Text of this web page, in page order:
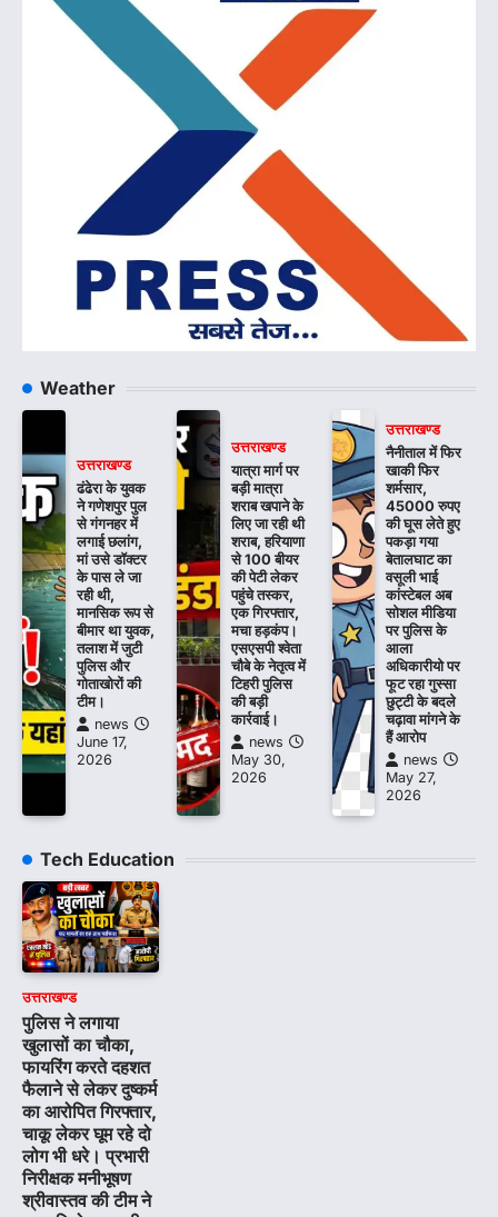
Weather
उत्तराखण्ड
ढंढेरा के युवक
ने गणेशपुर पुल
से गंगनहर में
लगाई छलांग,
मां उसे डॉक्टर
के पास ले जा
रही थी,
मानसिक रूप से
बीमार था युवक,
तलाश में जुटी
पुलिस और
गोताखोरों की
टीम।
news
June 17,
2026
उत्तराखण्ड
यात्रा मार्ग पर
बड़ी मात्रा
शराब खपाने के
लिए जा रही थी
शराब, हरियाणा
से 100 बीयर
की पेटी लेकर
पहुंचे तस्कर,
एक गिरफ्तार,
मचा हड़कंप।
एसएसपी श्वेता
चौबे के नेतृत्व में
टिहरी पुलिस
की बड़ी
कार्रवाई।
news
May 30,
2026
उत्तराखण्ड
नैनीताल में फिर
खाकी फिर
शर्मसार,
45000 रुपए
की घूस लेते हुए
पकड़ा गया
बेतालघाट का
वसूली भाई
कांस्टेबल अब
सोशल मीडिया
पर पुलिस के
आला
अधिकारीयो पर
फूट रहा गुस्सा
छुट्टी के बदले
चढ़ावा मांगने के
हैं आरोप
news
May 27,
2026
Tech Education
उत्तराखण्ड
पुलिस ने लगाया
खुलासों का चौका,
फायरिंग करते दहशत
फैलाने से लेकर दुष्कर्म
का आरोपित गिरफ्तार,
चाकू लेकर घूम रहे दो
लोग भी धरे। प्रभारी
निरीक्षक मनीभूषण
श्रीवास्तव की टीम ने